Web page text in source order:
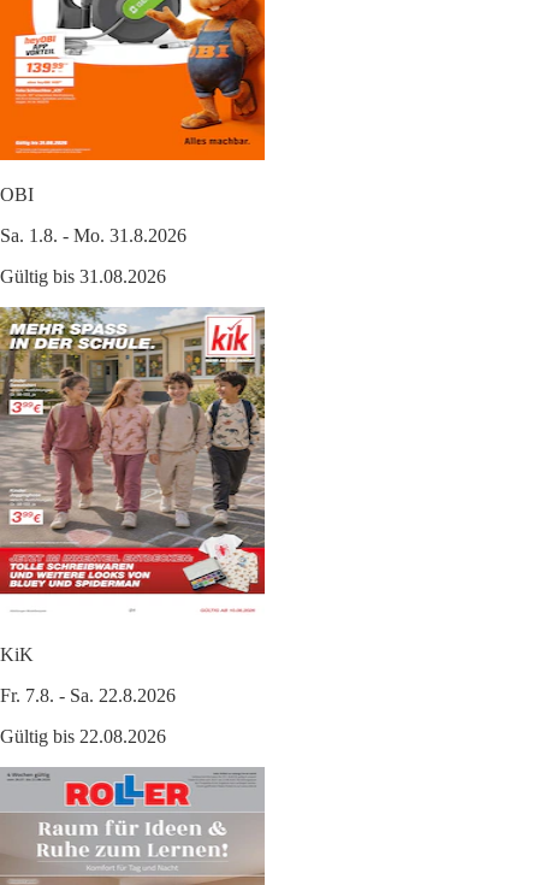
OBI
Sa. 1.8. - Mo. 31.8.2026
Gültig bis 31.08.2026
KiK
Fr. 7.8. - Sa. 22.8.2026
Gültig bis 22.08.2026